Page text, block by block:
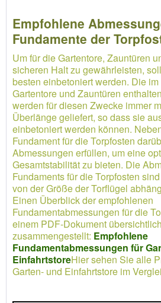
Empfohlene
Fundamente der
Um für die Gartentore, Zauntüren
sicheren Halt zu gewährleisten,
besten einbetoniert werden. Die
Gartentore und Zauntüren
werden für diesen Zwecke immer
Überlänge geliefert, so dass sie
einbetoniert werden können.
Fundament für die Torpfosten
Abmessungen erfüllen, um eine
Gesamtstabilität zu bieten. Die
Fundaments für die Torpfosten
von der Größe der Torflügel
Einen Überblick der empfohlenen
Fundamentabmessungen für die
einem PDF-Dokument
zusammengestellt: Empfohlene
Fundamentabmessungen für
EinfahrtstoreHier sehen Sie alle
Garten- und Einfahrtstore im